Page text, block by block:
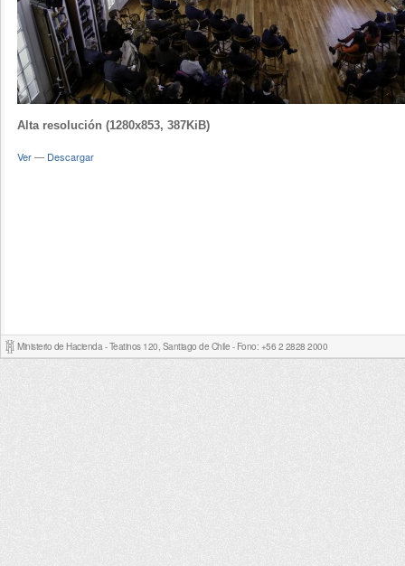
Alta resolución (1280x853, 387KiB)
Ver— Descargar
Ministerio de Hacienda - Teatinos 120, Santiago de Chile - Fono: +56 2 2828 2000